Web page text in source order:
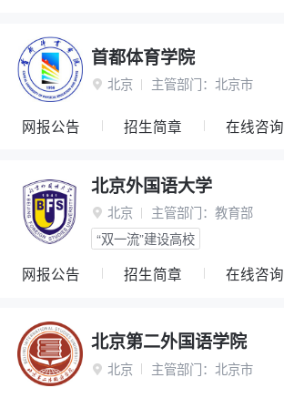
首都体育学院
 北京 主管部门： 北京市
网报公告 招生简章 在线咨询
北京外国语大学
 北京 主管部门： 教育部
“双一流”建设高校
网报公告 招生简章 在线咨询
北京第二外国语学院
 北京 主管部门： 北京市